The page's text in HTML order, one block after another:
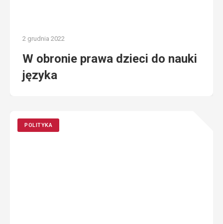
2 grudnia 2022
W obronie prawa dzieci do nauki
języka
POLITYKA